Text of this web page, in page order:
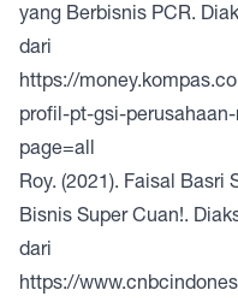
yang Berbisnis PCR.
dari
https://
profil-pt-gsi-
page=all
Roy. (2021). Faisal Basri
Bisnis Super Cuan!.
dari
https://